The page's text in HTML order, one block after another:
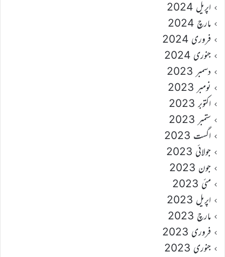
اپریل 2024
مارچ 2024
فروری 2024
جنوری 2024
دسمبر 2023
نومبر 2023
اکتوبر 2023
ستمبر 2023
اگست 2023
جولائی 2023
جون 2023
مئی 2023
اپریل 2023
مارچ 2023
فروری 2023
جنوری 2023